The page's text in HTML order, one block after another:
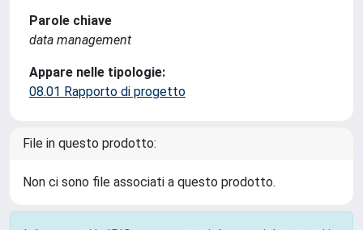
Parole chiave
data management
Appare nelle tipologie:
08.01 Rapporto di progetto
File in questo prodotto:
Non ci sono file associati a questo prodotto.